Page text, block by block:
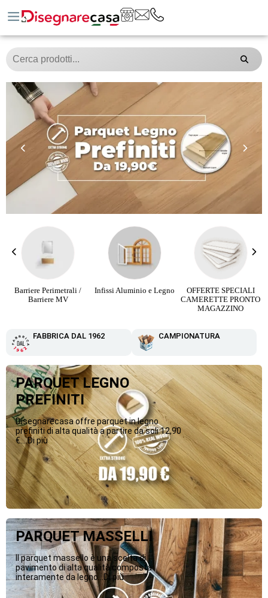
Infissi Aluminio e Legno
OFFERTE SPECIALI
Parquet Maxi Plancia 3
Strip da 12,90 €
FABBRICA DAL 1962 CAMPIONATURA
PARQUET LEGNO
PREFINITI
Disegnarecasa offre parquet in legno
prefiniti di alta qualità a partire da soli 12,90
€....Di più
PARQUET MASSELLI
Il parquet massello è una scelta di
pavimento di alta qualità composta
interamente da legno...Di più